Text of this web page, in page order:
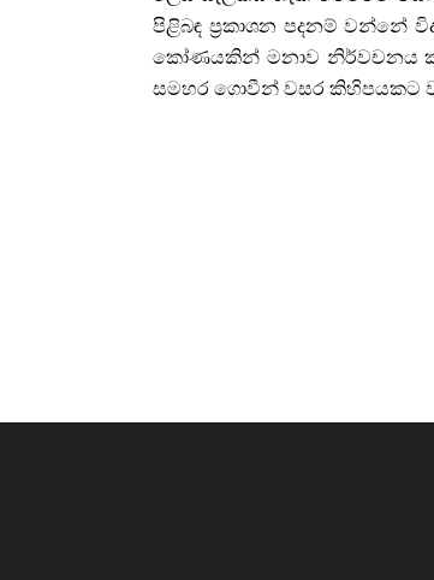
පිළිබඳ ප්‍රකාශන පදනම් වන්නේ
කෝණයකින් මනාව නිර්වචනය
සමහර ගොවීන් වසර කිහිපයකට